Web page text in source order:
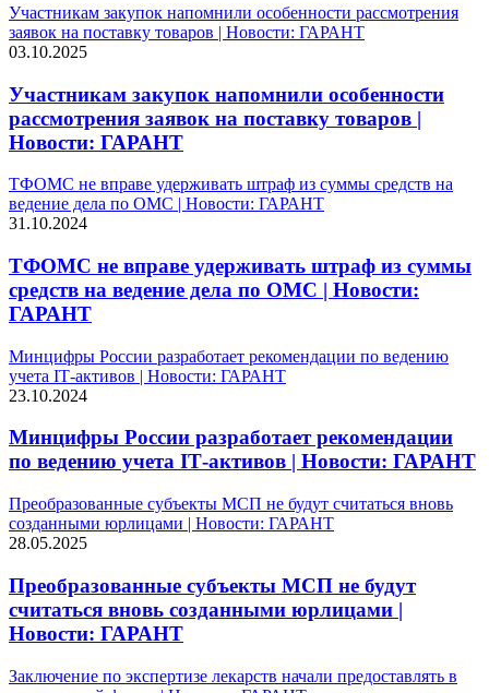
Участникам закупок напомнили особенности рассмотрения
заявок на поставку товаров | Новости: ГАРАНТ
03.10.2025
Участникам закупок напомнили особенности
рассмотрения заявок на поставку товаров |
Новости: ГАРАНТ
ТФОМС не вправе удерживать штраф из суммы средств на
ведение дела по ОМС | Новости: ГАРАНТ
31.10.2024
ТФОМС не вправе удерживать штраф из суммы
средств на ведение дела по ОМС | Новости:
ГАРАНТ
Минцифры России разработает рекомендации по ведению
учета IТ-активов | Новости: ГАРАНТ
23.10.2024
Минцифры России разработает рекомендации
по ведению учета IТ-активов | Новости: ГАРАНТ
Преобразованные субъекты МСП не будут считаться вновь
созданными юрлицами | Новости: ГАРАНТ
28.05.2025
Преобразованные субъекты МСП не будут
считаться вновь созданными юрлицами |
Новости: ГАРАНТ
Заключение по экспертизе лекарств начали предоставлять в